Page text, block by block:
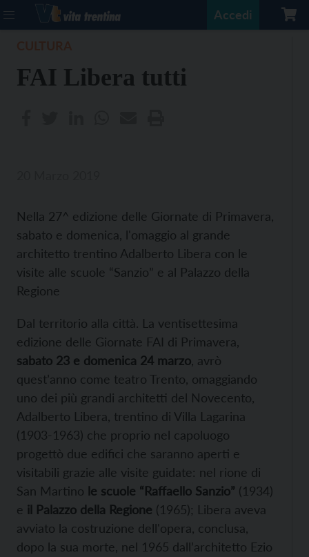
Accedi
FAI Libera tutti
Nella 27^ edizione delle Giornate di Primavera,
sabato e domenica, l'omaggio al grande
architetto trentino Adalberto Libera con le
visite alle scuole “Sanzio” e al Palazzo della
Regione
Dal territorio alla città. La ventisettesima
edizione delle Giornate FAI di Primavera,
sabato 23 e domenica 24 marzo , avrò
quest’anno come teatro Trento, omaggiando
uno dei più grandi architetti del Novecento,
Adalberto Libera, trentino di Villa Lagarina
(1903-1963) che proprio nel capoluogo
progettò due edifici che saranno aperti e
visitabili grazie alle visite guidate: nel rione di
San Martino le scuole “Raffaello Sanzio” (1934)
e il Palazzo della Regione (1965); Libera aveva
avviato la costruzione dell'opera, conclusa,
dopo la sua morte, nel 1965 dall’architetto Ezio